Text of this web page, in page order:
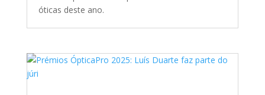
óticas deste ano.